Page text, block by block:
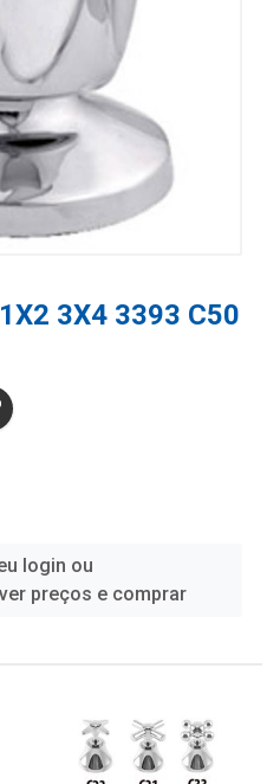
3X4 3393 C50
login ou
preços e comprar